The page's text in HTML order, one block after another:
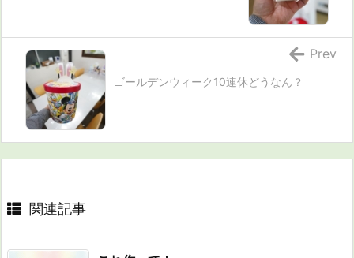
ゴールデンウィーク10連休どうなん？
Prev
関連記事